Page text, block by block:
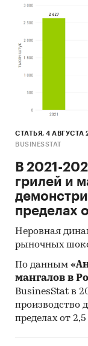
СТАТЬЯ, 4 АВГУСТА
BUSINESSTAT
В 2021-
грилей и
пределах
Неровная
рыночных
По данным
мангалов в
BusinesStat в
производство
пределах от